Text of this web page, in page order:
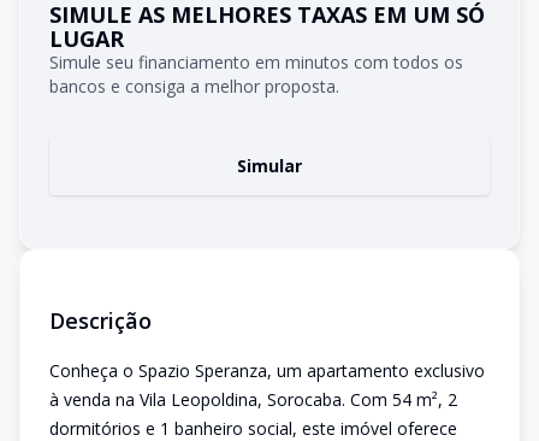
SIMULE AS MELHORES TAXAS EM UM SÓ
LUGAR
Simule seu financiamento em minutos com todos os
bancos e consiga a melhor proposta.
Simular
Descrição
Conheça o Spazio Speranza, um apartamento exclusivo
à venda na Vila Leopoldina, Sorocaba. Com 54 m², 2
dormitórios e 1 banheiro social, este imóvel oferece